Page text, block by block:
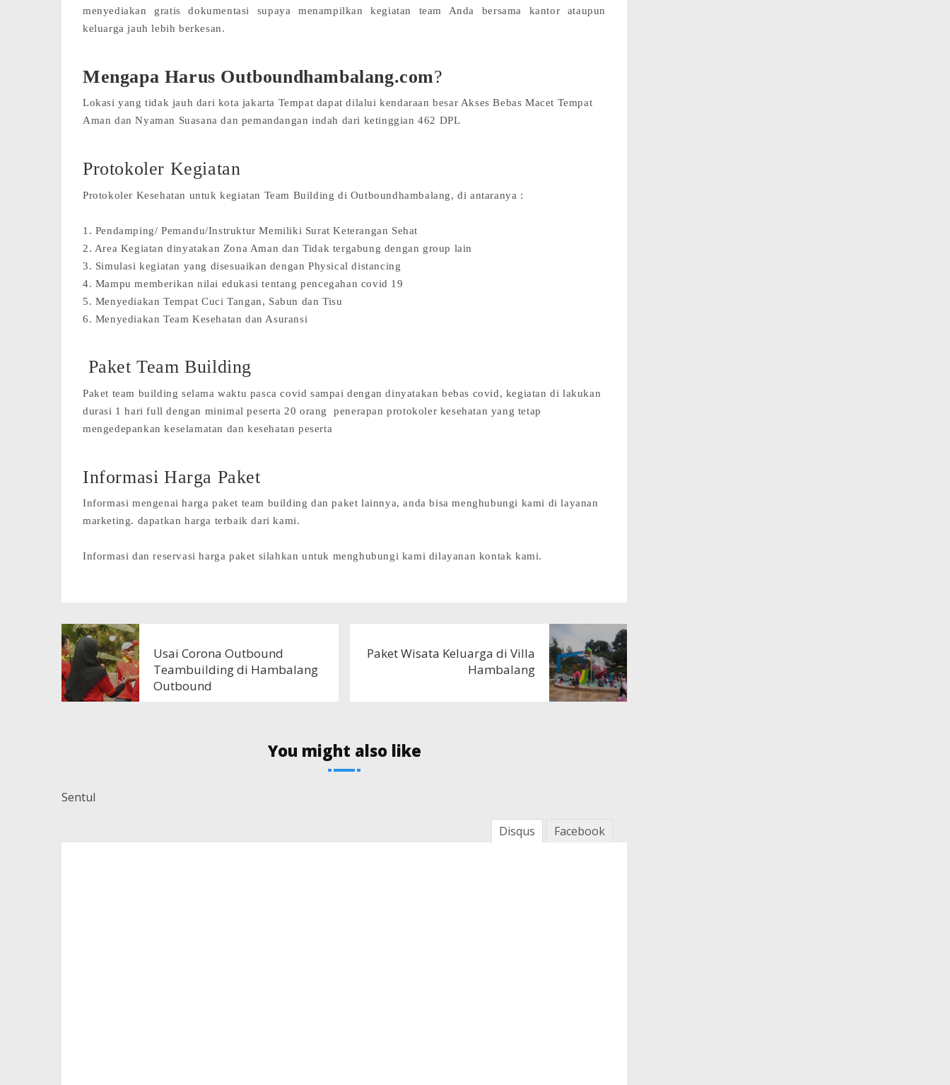
menyediakan gratis dokumentasi supaya menampilkan kegiatan team Anda bersama kantor ataupun
keluarga jauh lebih berkesan.
Mengapa Harus Outboundhambalang.com?
Lokasi yang tidak jauh dari kota jakarta Tempat dapat dilalui kendaraan besar Akses Bebas Macet Tempat
Aman dan Nyaman Suasana dan pemandangan indah dari ketinggian 462 DPL
Protokoler Kegiatan
Protokoler Kesehatan untuk kegiatan Team Building di Outboundhambalang, di antaranya :
1. Pendamping/ Pemandu/Instruktur Memiliki Surat Keterangan Sehat
2. Area Kegiatan dinyatakan Zona Aman dan Tidak tergabung dengan group lain
3. Simulasi kegiatan yang disesuaikan dengan Physical distancing
4. Mampu memberikan nilai edukasi tentang pencegahan covid 19
5. Menyediakan Tempat Cuci Tangan, Sabun dan Tisu
6. Menyediakan Team Kesehatan dan Asuransi
Paket Team Building
Paket team building selama waktu pasca covid sampai dengan dinyatakan bebas covid, kegiatan di lakukan
durasi 1 hari full dengan minimal peserta 20 orang penerapan protokoler kesehatan yang tetap
mengedepankan keselamatan dan kesehatan peserta
Informasi Harga Paket
Informasi mengenai harga paket team building dan paket lainnya, anda bisa menghubungi kami di layanan
marketing. dapatkan harga terbaik dari kami.
Informasi dan reservasi harga paket silahkan untuk menghubungi kami dilayanan kontak kami.
Usai Corona Outbound
Teambuilding di Hambalang
Outbound
Paket Wisata Keluarga di Villa
Hambalang
You might also like
Sentul
Facebook
Disqus